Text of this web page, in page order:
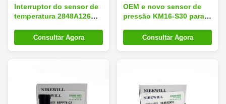
Interruptor do sensor de
temperatura 2848A126
Consultar Agora
OEM e novo sensor de
pressão KM16-S30 para
CX210B CX350B
interruptor do sensor de
Consultar Agora